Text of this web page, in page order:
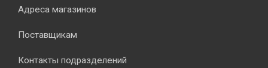
Адреса магазинов
Поставщикам
Контакты подразделений